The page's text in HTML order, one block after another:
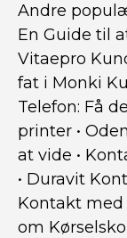
Andre
En Guide til
Vitaepro
fat i Monki
Telefon: Få
printer •
at vide •
• Duravit
Kontakt
om